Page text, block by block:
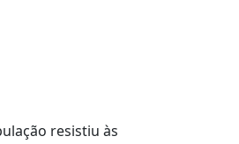
resistiu às